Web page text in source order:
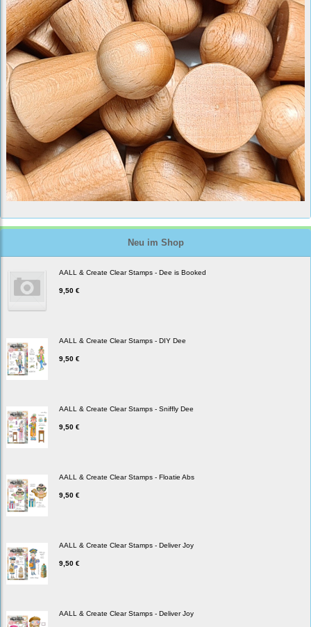
Neu im Shop
AALL & Create Clear Stamps - Dee is Booked
9,50 €
AALL & Create Clear Stamps - DIY Dee
9,50 €
AALL & Create Clear Stamps - Sniffly Dee
9,50 €
AALL & Create Clear Stamps - Floatie Abs
9,50 €
AALL & Create Clear Stamps - Deliver Joy
9,50 €
AALL & Create Clear Stamps - Deliver Joy